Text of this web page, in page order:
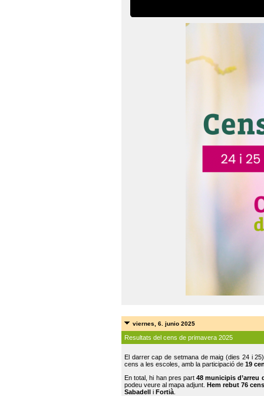
viernes, 6. junio 2025
Resultats del cens de primavera 2025
El darrer cap de setmana de maig (dies 24 i
cens a les escoles, amb la participació de 19
En total, hi han pres part48 municipis d’arreu
podeu veure al mapa adjunt. Hem rebut 76
Sabadell i Fortià